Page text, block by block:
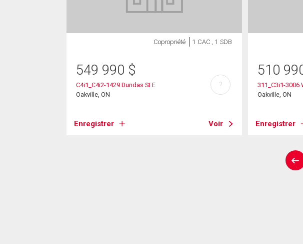
Copropriété 1 CAC , 1 SDB
549 990 $
C4i1_C4i2-1429 Dundas St E
Oakville, ON
Enregistrer Voir
?
510
311_C3i1-3006
Oakville, ON
Enregistrer